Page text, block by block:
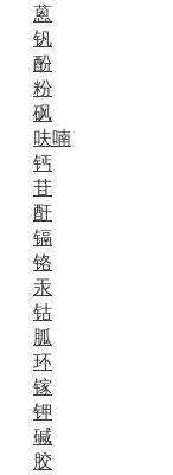
蒽
钒
酚
粉
砜
呋喃
钙
苷
酐
镉
铬
汞
钴
胍
环
镓
钾
碱
胶